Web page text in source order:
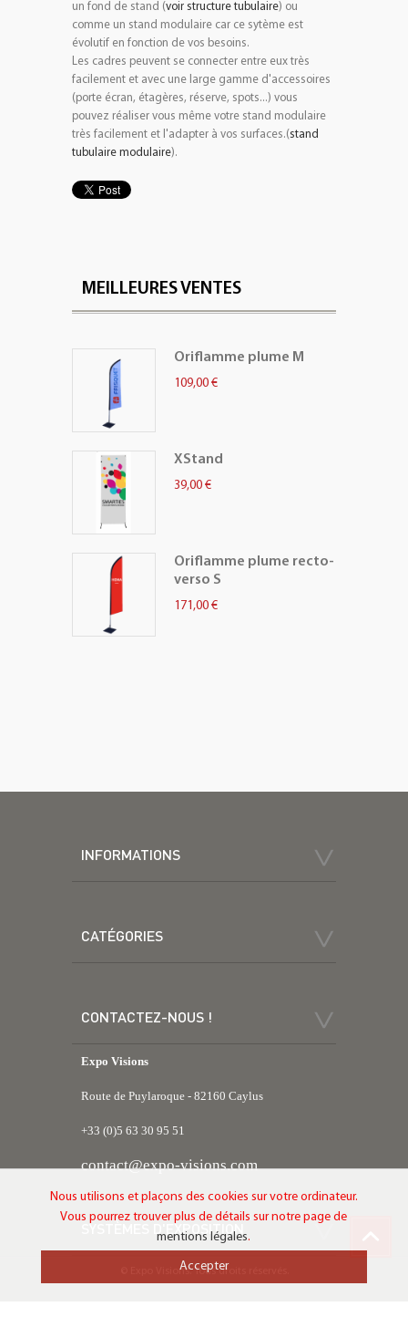
un fond de stand (voir structure tubulaire) ou
comme un stand modulaire car ce sytème est
évolutif en fonction de vos besoins.
Les cadres peuvent se connecter entre eux très
facilement et avec une large gamme d'accessoires
(porte écran, étagères, réserve, spots...) vous
pouvez réaliser vous même votre stand modulaire
très facilement et l'adapter à vos surfaces.(stand
tubulaire modulaire).
MEILLEURES VENTES
Oriflamme plume M
109,00 €
XStand
39,00 €
Oriflamme plume recto-
verso S
171,00 €
INFORMATIONS
CATÉGORIES
CONTACTEZ-NOUS !
Expo Visions
Route de Puylaroque - 82160 Caylus
+33 (0)5 63 30 95 51
contact@expo-visions.com
SYSTÈMES D'EXPOSITION
© Expo Visions. Tous droits réservés.
Nous utilisons et plaçons des cookies sur votre ordinateur.
Vous pourrez trouver plus de détails sur notre page de
mentions légales.
Accepter